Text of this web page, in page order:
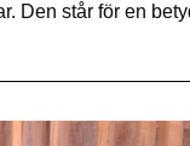
Den står för en